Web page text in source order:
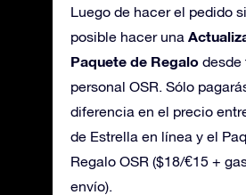
Luego de hacer el pedido
posible hacer una
Paquete de Regalo desde
personal OSR. Sólo
diferencia en el precio
de Estrella en línea y el
Regalo OSR ($18/€15 +
envío).